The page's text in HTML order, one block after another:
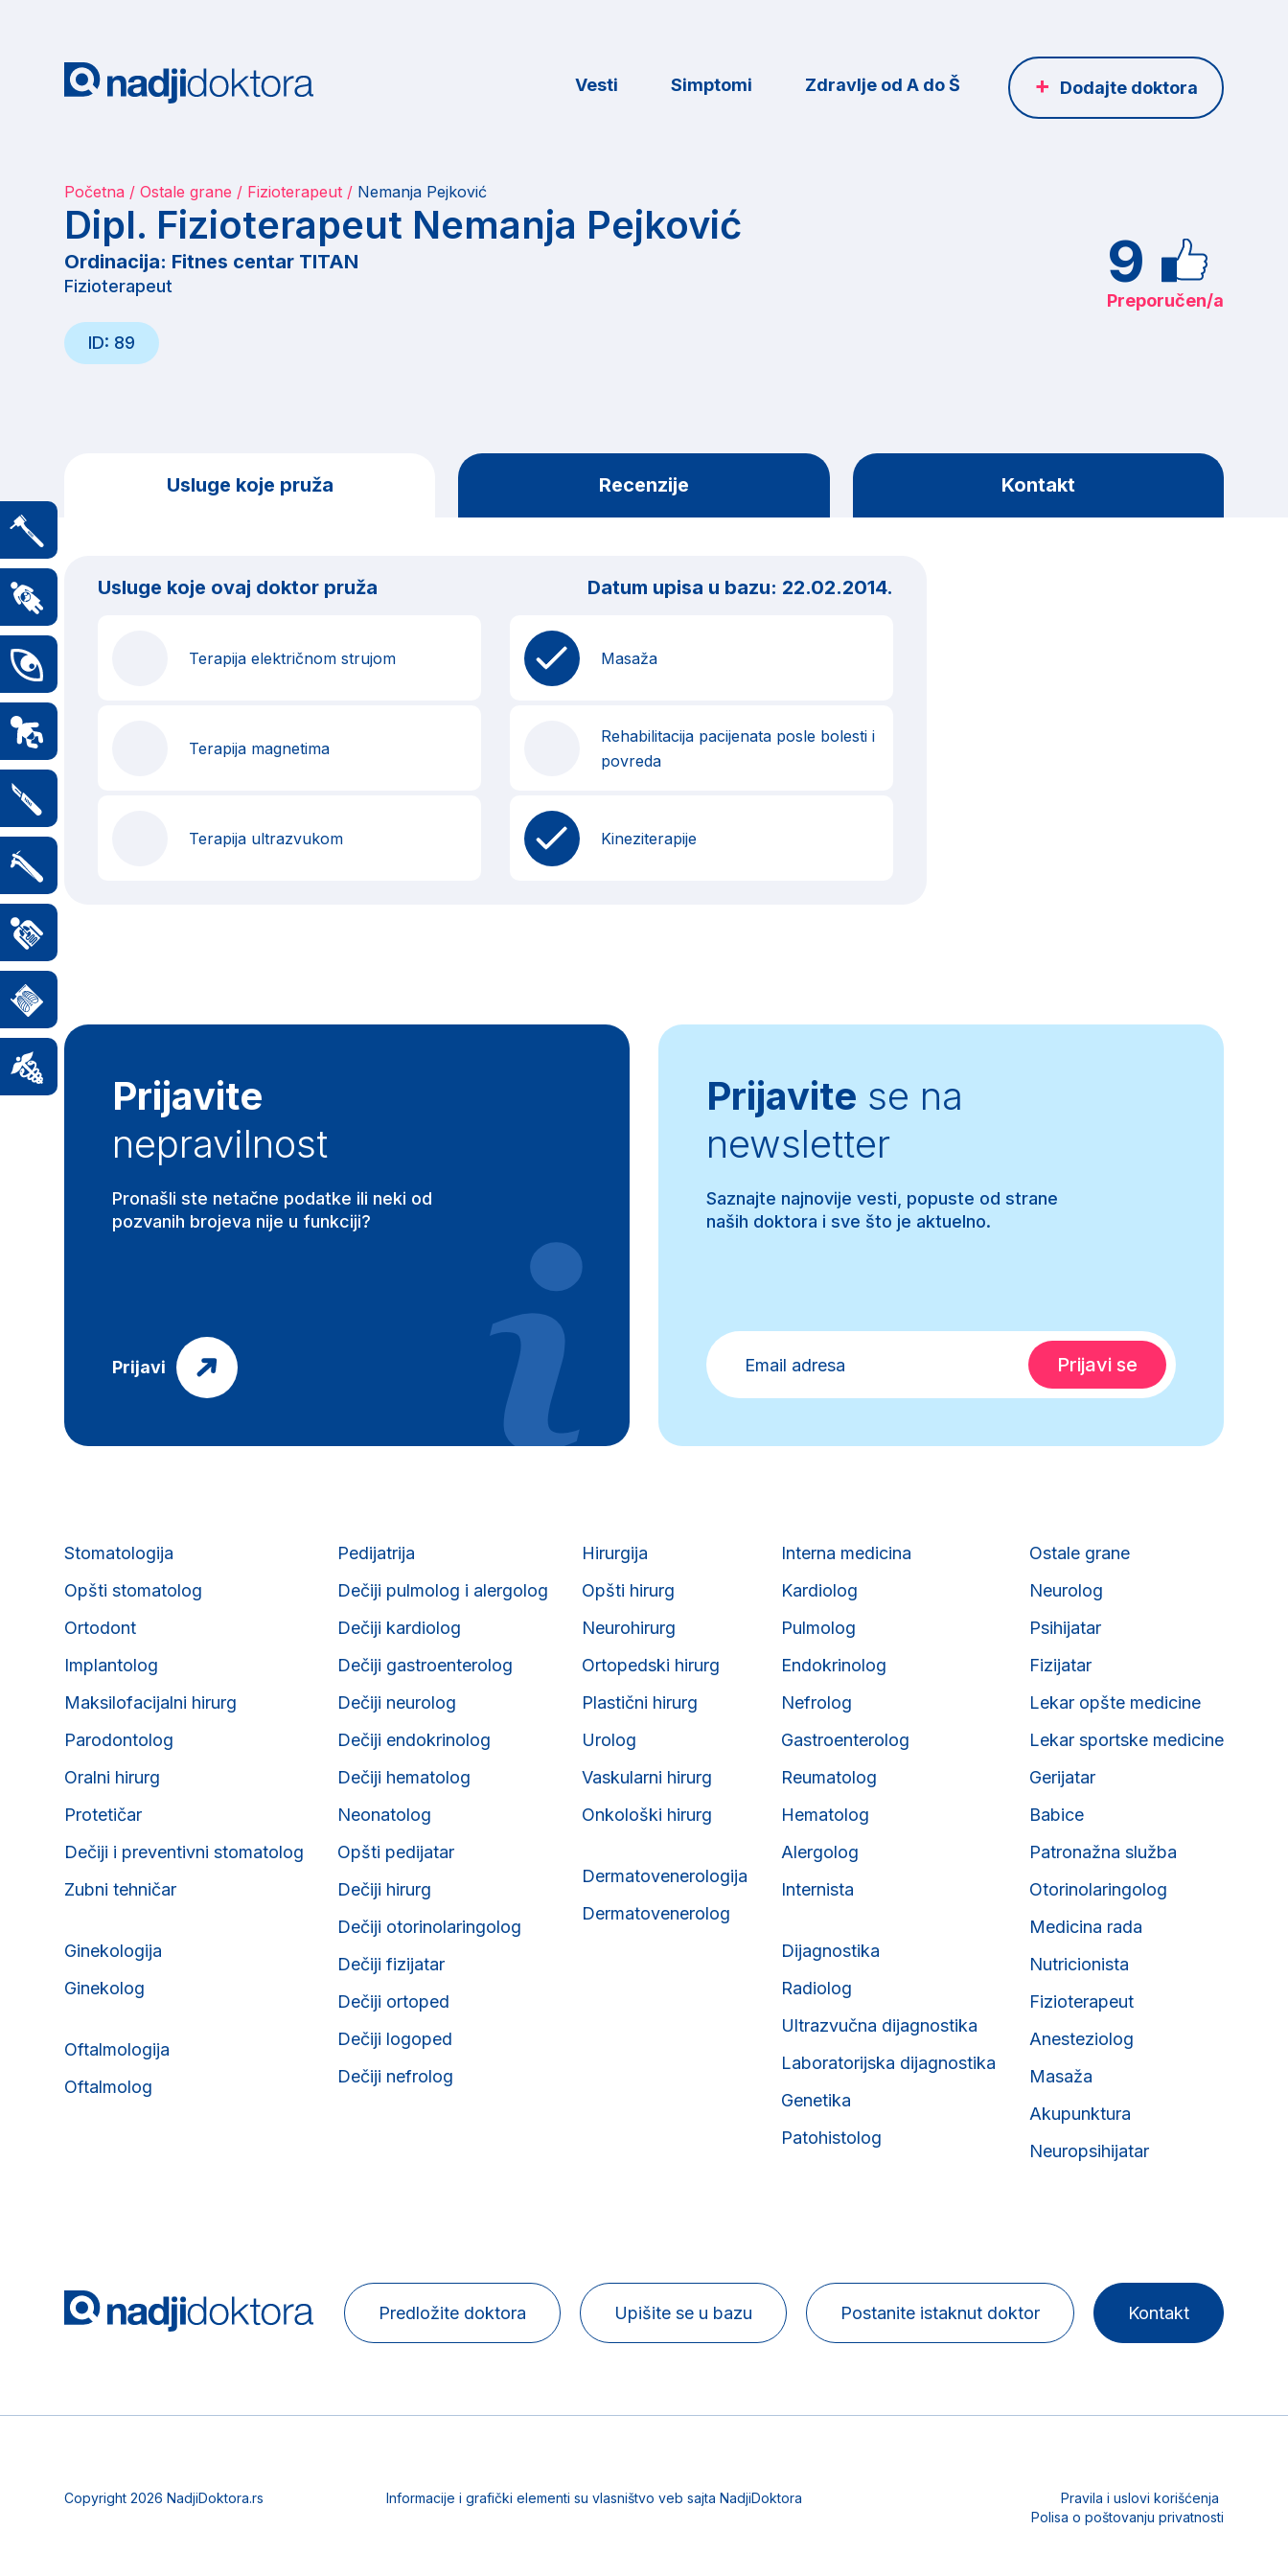
Vesti Simptomi Zdravlje od A do Š Dodajte doktora
Početna Ostale grane Fizioterapeut Nemanja Pejković
Dipl. Fizioterapeut Nemanja Pejković
Ordinacija: Fitnes centar TITAN
Fizioterapeut
ID: 89
9
Preporučen/a
Usluge koje pruža Recenzije Kontakt
Usluge koje ovaj doktor pruža
Terapija električnom strujom
Terapija magnetima
Terapija ultrazvukom
Datum upisa u bazu: 22.02.2014.
Masaža
Rehabilitacija pacijenata posle bolesti i
povreda
Kineziterapije
Prijavite
nepravilnost
Pronašli ste netačne podatke ili neki od
pozvanih brojeva nije u funkciji?
Prijavi
Prijavite se na
newsletter
Saznajte najnovije vesti, popuste od strane
naših doktora i sve što je aktuelno.
Stomatologija
Opšti stomatolog
Ortodont
Implantolog
Maksilofacijalni hirurg
Parodontolog
Oralni hirurg
Protetičar
Dečiji i preventivni stomatolog
Zubni tehničar
Ginekologija
Ginekolog
Oftalmologija
Oftalmolog
Pedijatrija
Dečiji pulmolog i alergolog
Dečiji kardiolog
Dečiji gastroenterolog
Dečiji neurolog
Dečiji endokrinolog
Dečiji hematolog
Neonatolog
Opšti pedijatar
Dečiji hirurg
Dečiji otorinolaringolog
Dečiji fizijatar
Dečiji ortoped
Dečiji logoped
Dečiji nefrolog
Hirurgija
Opšti hirurg
Neurohirurg
Ortopedski hirurg
Plastični hirurg
Urolog
Vaskularni hirurg
Onkološki hirurg
Dermatovenerologija
Dermatovenerolog
Interna medicina
Kardiolog
Pulmolog
Endokrinolog
Nefrolog
Gastroenterolog
Reumatolog
Hematolog
Alergolog
Internista
Dijagnostika
Radiolog
Ultrazvučna dijagnostika
Laboratorijska dijagnostika
Genetika
Patohistolog
Ostale grane
Neurolog
Psihijatar
Fizijatar
Lekar opšte medicine
Lekar sportske medicine
Gerijatar
Babice
Patronažna služba
Otorinolaringolog
Medicina rada
Nutricionista
Fizioterapeut
Anesteziolog
Masaža
Akupunktura
Neuropsihijatar
Predložite doktora Upišite se u bazu Postanite istaknut doktor Kontakt
Copyright 2026 NadjiDoktora.rs Informacije i grafički elementi su vlasništvo veb sajta NadjiDoktora
Pravila i uslovi korišćenja
Polisa o poštovanju privatnosti